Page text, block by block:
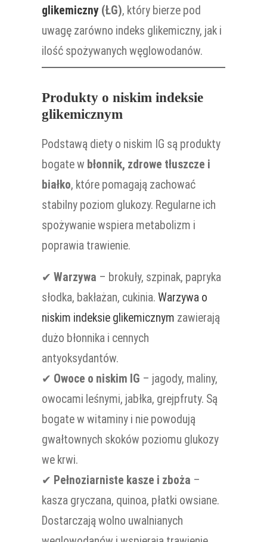
glikemiczny (ŁG), który bierze pod
uwagę zarówno indeks glikemiczny, jak i
ilość spożywanych węglowodanów.
Produkty o niskim indeksie
glikemicznym
Podstawą diety o niskim IG są produkty
bogate w błonnik, zdrowe tłuszcze i
białko, które pomagają zachować
stabilny poziom glukozy. Regularne ich
spożywanie wspiera metabolizm i
poprawia trawienie.
✔Warzywa – brokuły, szpinak, papryka
słodka, bakłażan, cukinia.Warzywa o
niskim indeksie glikemicznym zawierają
dużo błonnika i cennych
antyoksydantów.
✔ Owoce o niskim IG – jagody, maliny,
owocami leśnymi, jabłka, grejpfruty. Są
bogate w witaminy i nie powodują
gwałtownych skoków poziomu glukozy
we krwi.
✔ Pełnoziarniste kasze i zboża –
kasza gryczana, quinoa, płatki owsiane.
Dostarczają wolno uwalnianych